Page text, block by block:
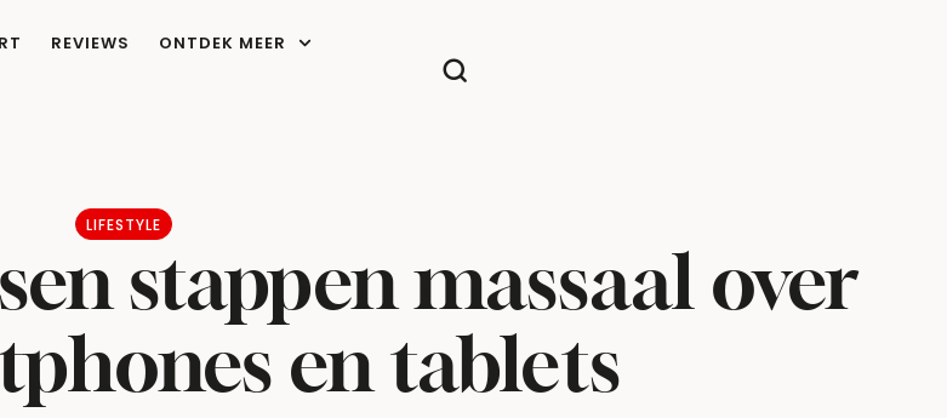
REVIEWS ONTDEK MEER
LIFESTYLE
stappen massaal over
en tablets